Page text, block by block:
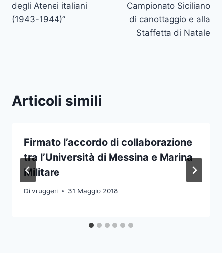
degli Atenei italiani
(1943-1944)”
Campionato Siciliano
di canottaggio e alla
Staffetta di Natale
Articoli simili
Firmato l’accordo di collaborazione
tra l’Università di Messina e Marina
Militare
Divruggeri 31 Maggio 2018